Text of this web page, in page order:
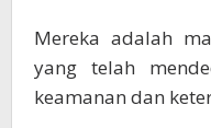
Mereka adalah
yang telah
keamanan dan